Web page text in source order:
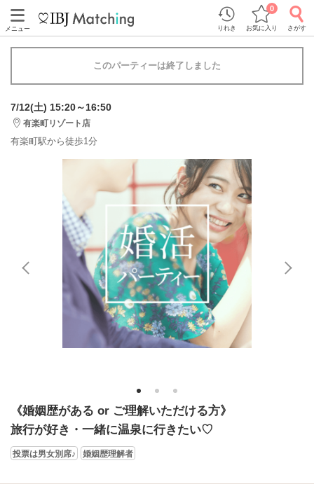
メニュー りれき お気に入り
0
さがす
このパーティーは終了しました
7/12(土) 15:20～16:50
有楽町リゾート店
有楽町駅から徒歩1分
1 2 3
《婚姻歴がある or ご理解いただける方》
旅行が好き・一緒に温泉に行きたい♡
投票は男女別席♪ 婚姻歴理解者